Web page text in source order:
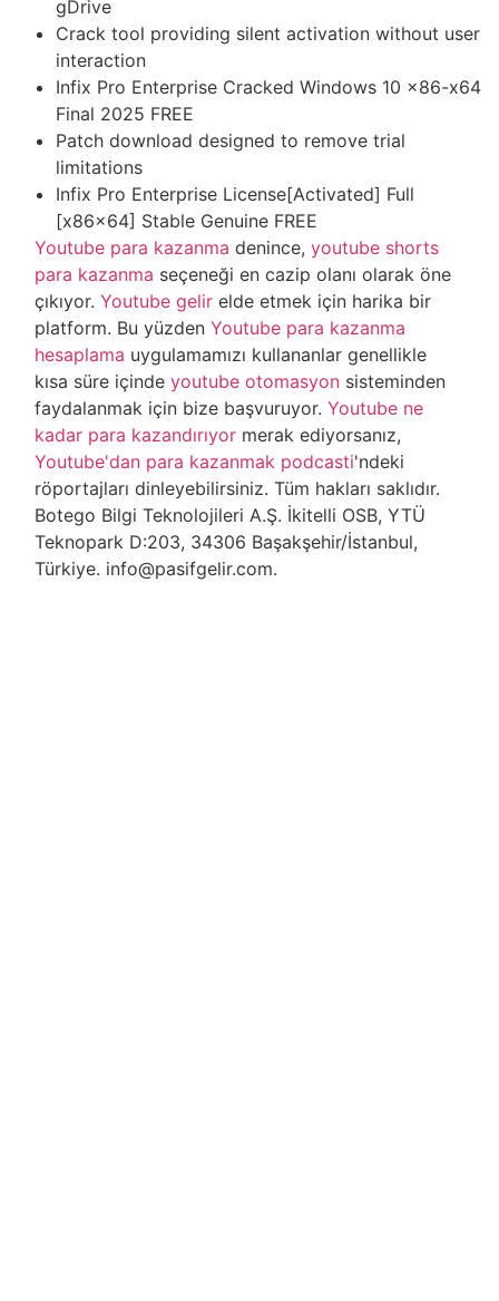
gDrive
Crack tool providing silent activation without user
interaction
Infix Pro Enterprise Cracked Windows 10 x86-x64
Final 2025 FREE
Patch download designed to remove trial
limitations
Infix Pro Enterprise License[Activated] Full
[x86x64] Stable Genuine FREE
Youtube para kazanma denince,youtube shorts
para kazanma seçeneği en cazip olanı olarak öne
çıkıyor.Youtube gelir elde etmek için harika bir
platform. Bu yüzdenYoutube para kazanma
hesaplama uygulamamızı kullananlar genellikle
kısa süre içindeyoutube otomasyon sisteminden
faydalanmak için bize başvuruyor.Youtube ne
kadar para kazandırıyor merak ediyorsanız,
Youtube'dan para kazanmak podcasti'ndeki
röportajları dinleyebilirsiniz. Tüm hakları saklıdır.
Botego Bilgi Teknolojileri A.Ş. İkitelli OSB, YTÜ
Teknopark D:203, 34306 Başakşehir/İstanbul,
Türkiye. info@pasifgelir.com.